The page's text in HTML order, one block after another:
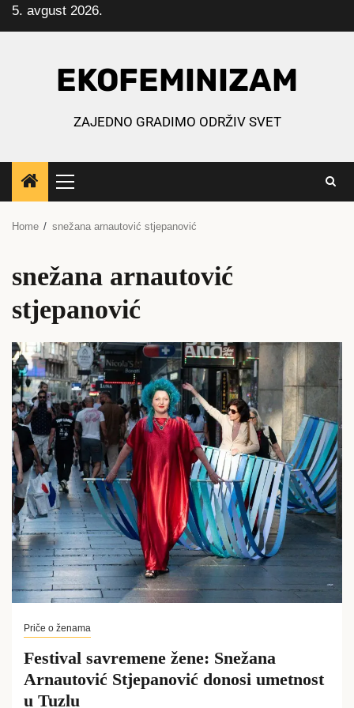
Skip
to
5. avgust 2026.
EKOFEMINIZAM
ZAJEDNO GRADIMO ODRŽIV SVET
Primary
Menu
Home snežana arnautović stjepanović
snežana arnautović
stjepanović
Priče o ženama
Festival savremene žene: Snežana
Arnautović Stjepanović donosi umetnost
u Tuzlu